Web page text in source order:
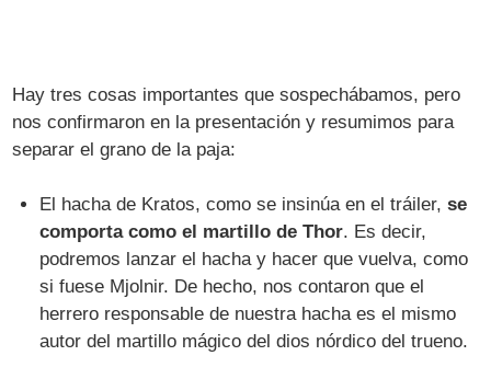
Hay tres cosas importantes que sospechábamos, pero
nos confirmaron en la presentación y resumimos para
separar el grano de la paja:
El hacha de Kratos, como se insinúa en el tráiler,se
comporta como el martillo de Thor. Es decir,
podremos lanzar el hacha y hacer que vuelva, como
si fuese Mjolnir. De hecho, nos contaron que el
herrero responsable de nuestra hacha es el mismo
autor del martillo mágico del dios nórdico del trueno.